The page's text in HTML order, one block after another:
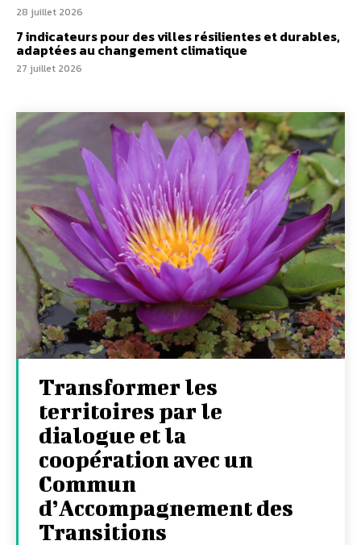
28 juillet 2026
7 indicateurs pour des villes résilientes et durables,
adaptées au changement climatique
27 juillet 2026
Transformer les
territoires par le
dialogue et la
coopération avec un
Commun
d’Accompagnement des
Transitions